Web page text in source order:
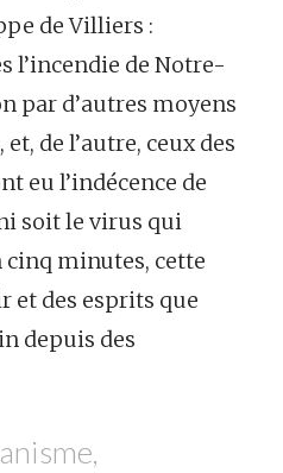
de Villiers :
l’incendie de Notre-
par d’autres moyens
de l’autre, ceux des
eu l’indécence de
soit le virus qui
cinq minutes, cette
et des esprits que
depuis des